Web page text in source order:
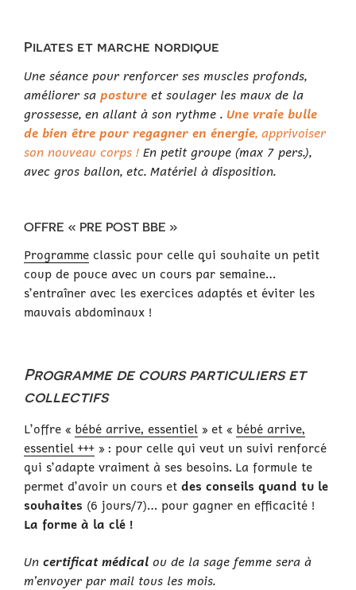
Pilates et marche nordique
Une séance pour renforcer ses muscles profonds,
améliorer sa posture et soulager les maux de la
grossesse, en allant à son rythme . Une vraie bulle
de bien être pour regagner en énergie, apprivoiser
son nouveau corps ! En petit groupe (max 7 pers.),
avec gros ballon, etc. Matériel à disposition.
OFFRE « PRE POST BBE »
Programme classic pour celle qui souhaite un petit
coup de pouce avec un cours par semaine…
s’entraîner avec les exercices adaptés et éviter les
mauvais abdominaux !
Programme de cours particuliers et
collectifs
L’offre « bébé arrive, essentiel » et « bébé arrive,
essentiel +++ » : pour celle qui veut un suivi renforcé
qui s’adapte vraiment à ses besoins. La formule te
permet d’avoir un cours et des conseils quand tu le
souhaites (6 jours/7)… pour gagner en efficacité !
La forme à la clé !
Un certificat médical ou de la sage femme sera à
m’envoyer par mail tous les mois.